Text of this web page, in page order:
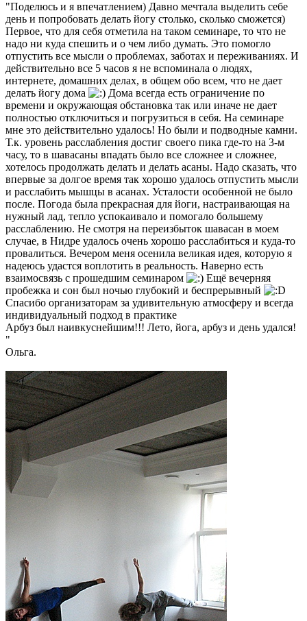
"Поделюсь и я впечатлением) Давно мечтала выделить себе
день и попробовать делать йогу столько, сколько сможется)
Первое, что для себя отметила на таком семинаре, то что не
надо ни куда спешить и о чем либо думать. Это помогло
отпустить все мысли о проблемах, заботах и переживаниях. И
действительно все 5 часов я не вспоминала о людях,
интернете, домашних делах, в общем обо всем, что не дает
делать йогу дома
Дома всегда есть ограничение по
времени и окружающая обстановка так или иначе не дает
полностью отключиться и погрузиться в себя. На семинаре
мне это действительно удалось! Но были и подводные камни.
Т.к. уровень расслабления достиг своего пика где-то на 3-м
часу, то в шавасаны впадать было все сложнее и сложнее,
хотелось продолжать делать и делать асаны. Надо сказать, что
впервые за долгое время так хорошо удалось отпустить мысли
и расслабить мышцы в асанах. Усталости особенной не было
после. Погода была прекрасная для йоги, настраивающая на
нужный лад, тепло успокаивало и помогало большему
расслаблению. Не смотря на переизбыток шавасан в моем
случае, в Нидре удалось очень хорошо расслабиться и куда-то
провалиться. Вечером меня осенила великая идея, которую я
надеюсь удастся воплотить в реальность. Наверно есть
взаимосвязь с прошедшим семинаром
Ещё вечерняя
пробежка и сон был ночью глубокий и беспрерывный
Спасибо организаторам за удивительную атмосферу и всегда
индивидуальный подход в практике
Арбуз был наивкуснейшим!!! Лето, йога, арбуз и день удался!
"
Ольга.